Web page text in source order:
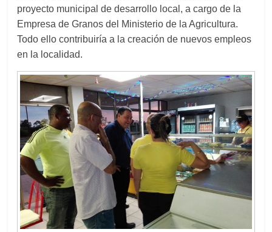
proyecto municipal de desarrollo local, a cargo de la
Empresa de Granos del Ministerio de la Agricultura.
Todo ello contribuiría a la creación de nuevos empleos
en la localidad.